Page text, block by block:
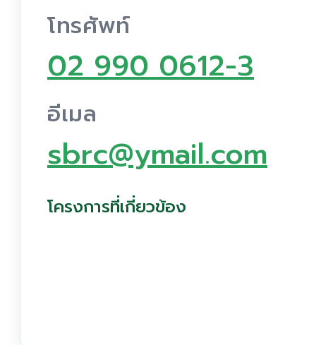
โทรศัพท์
02 990 0612-3
อีเมล
sbrc@ymail.com
โครงการที่เกี่ยวข้อง